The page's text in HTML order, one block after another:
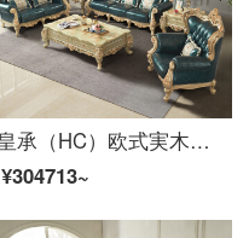
皇承（HC）欧式実木ソファフィレンツェシリーズ客間家具セット826【シングルルーム+ツインルーム+3人位】
¥304713~